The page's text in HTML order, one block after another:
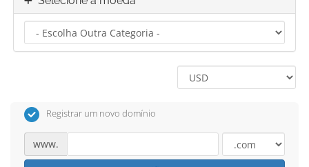
Registrar um novo domínio
www.